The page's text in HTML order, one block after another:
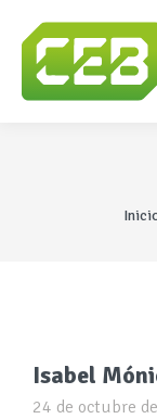
Isabel
24 de octubre